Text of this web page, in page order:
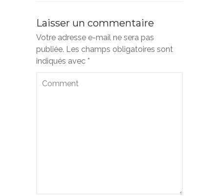
Laisser un commentaire
Votre adresse e-mail ne sera pas
publiée. Les champs obligatoires sont
indiqués avec *